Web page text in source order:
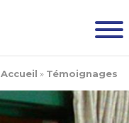
Accueil » Témoignages